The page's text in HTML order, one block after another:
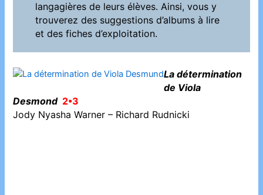
langagières de leurs élèves. Ainsi, vous y
trouverez des suggestions d’albums à lire
et des fiches d’exploitation.
La détermination
de Viola
Desmond 2•3
Jody Nyasha Warner – Richard Rudnicki